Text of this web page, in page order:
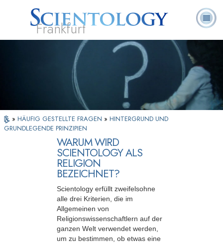
Frankfurt
Scientology?
Ehrenamtliche
Geistliche
Häufig gestellte
Fragen
» HÄUFIG GESTELLTE FRAGEN » HINTERGRUND UND
GRUNDLEGENDE PRINZIPIEN
WARUM WIRD
SCIENTOLOGY ALS
RELIGION
BEZEICHNET?
Scientology erfüllt zweifelsohne
alle drei Kriterien, die im
Allgemeinen von
Religionswissenschaftlern auf der
ganzen Welt verwendet werden,
um zu bestimmen, ob etwas eine